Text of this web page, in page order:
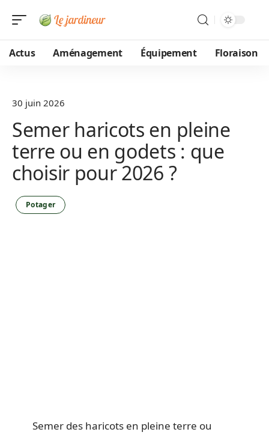
Actus Aménagement Équipement Floraison
30 juin 2026
Semer haricots en pleine
terre ou en godets : que
choisir pour 2026 ?
Potager
Semer des haricots en pleine terre ou